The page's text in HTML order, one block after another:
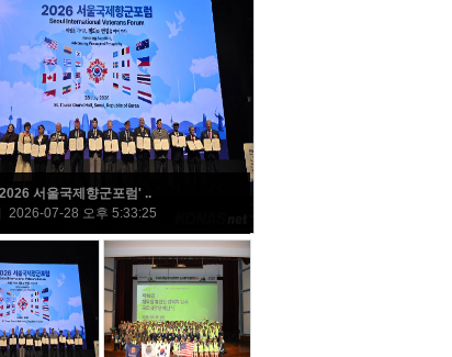
서울국제향군포럼' ..
2026-07-28 오후 5:33:25